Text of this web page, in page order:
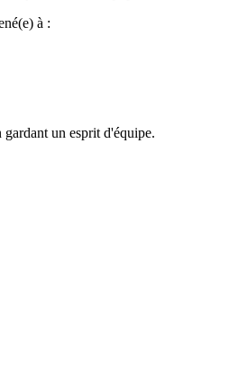
à :
un esprit d'équipe.